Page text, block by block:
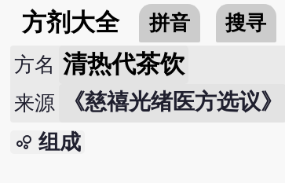
方剂大全 拼音 搜寻
方名 清热代茶饮
来源 《慈禧光绪医方选议》
bubble_chart 组成